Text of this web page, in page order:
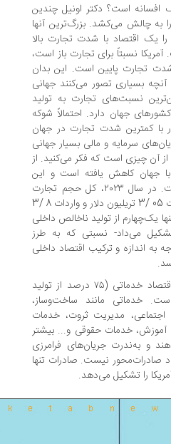
است؟ دکتر اونیل چندین
می‌کشد. بزرگ‌ترین آنها
با شدت تجارت بالا
برای تجارت باز است،
پایین است. این بدان
تصور می‌کنند جهانی
تجارت به تولید
جهان دارد. احتمالاً شوکه
شدت تجارت در جهان
و مالی بسیار جهانی
است که فکر می‌کنید. از
جهان کاهش یافته است و این
نسبت در ابتدا خیلی زیاد نیست. در سال ۲۰۲۳، کل حجم تجارت
آمریکا 85 /6 تریلیون دلار (صادرات 05 /3 تریلیون دلار و واردات 8 /3
از تولید ناخالص داخلی
می‌داد- نسبتی که به طرز
و ترکیب اقتصاد داخلی
ایالات‌متحده تا حد زیادی یک اقتصاد خدماتی (۷۵ درصد از تولید
مانند ساخت‌وساز،
مدیریت ثروت، خدمات
خدمات حقوقی و... بیشتر
جریان‌های فرامرزی
نیست. صادرات تنها